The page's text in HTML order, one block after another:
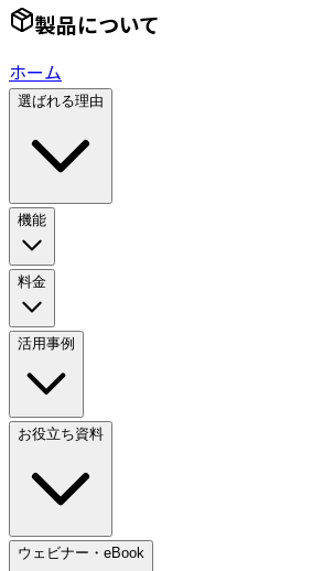
製品について
ホーム
選ばれる理由
機能
料金
活用事例
お役立ち資料
ウェビナー・eBook